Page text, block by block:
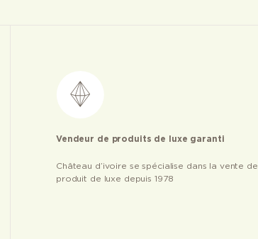
Vendeur de produits de luxe garanti
Château d’ivoire se spécialise dans la vente de
produit de luxe depuis 1978